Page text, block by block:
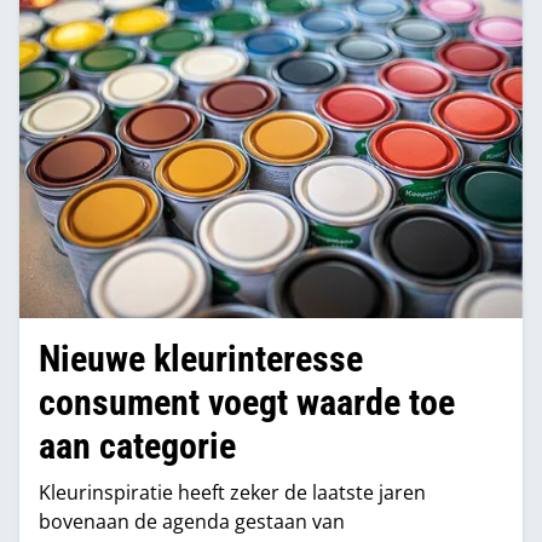
Nieuwe kleurinteresse
consument voegt waarde toe
aan categorie
Kleurinspiratie heeft zeker de laatste jaren
bovenaan de agenda gestaan van